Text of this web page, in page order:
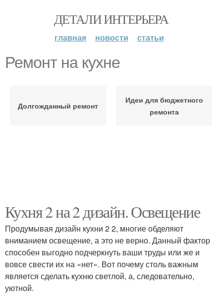
ДЕТАЛИ ИНТЕРЬЕРА
главная новости статьи
Ремонт на кухне
Долгожданный ремонт
Идеи для бюджетного
ремонта
Кухня 2 на 2 дизайн. Освещение
Продумывая дизайн кухни 2 2, многие обделяют
вниманием освещение, а это не верно. Данный фактор
способен выгодно подчеркнуть ваши труды или же и
вовсе свести их на «нет». Вот почему столь важным
является сделать кухню светлой, а, следовательно,
уютной.